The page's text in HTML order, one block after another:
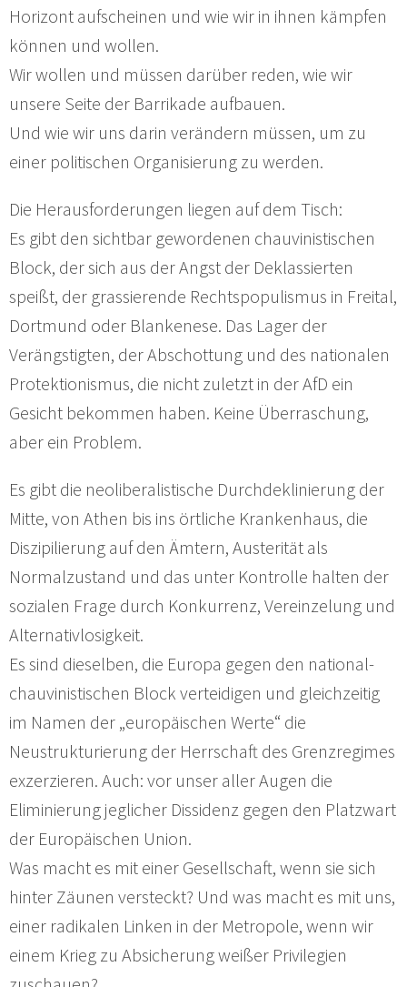
Horizont aufscheinen und wie wir in ihnen kämpfen
können und wollen.
Wir wollen und müssen darüber reden, wie wir
unsere Seite der Barrikade aufbauen.
Und wie wir uns darin verändern müssen, um zu
einer politischen Organisierung zu werden.
Die Herausforderungen liegen auf dem Tisch:
Es gibt den sichtbar gewordenen chauvinistischen
Block, der sich aus der Angst der Deklassierten
speißt, der grassierende Rechtspopulismus in Freital,
Dortmund oder Blankenese. Das Lager der
Verängstigten, der Abschottung und des nationalen
Protektionismus, die nicht zuletzt in der AfD ein
Gesicht bekommen haben. Keine Überraschung,
aber ein Problem.
Es gibt die neoliberalistische Durchdeklinierung der
Mitte, von Athen bis ins örtliche Krankenhaus, die
Diszipilierung auf den Ämtern, Austerität als
Normalzustand und das unter Kontrolle halten der
sozialen Frage durch Konkurrenz, Vereinzelung und
Alternativlosigkeit.
Es sind dieselben, die Europa gegen den national-
chauvinistischen Block verteidigen und gleichzeitig
im Namen der „europäischen Werte“ die
Neustrukturierung der Herrschaft des Grenzregimes
exzerzieren. Auch: vor unser aller Augen die
Eliminierung jeglicher Dissidenz gegen den Platzwart
der Europäischen Union.
Was macht es mit einer Gesellschaft, wenn sie sich
hinter Zäunen versteckt? Und was macht es mit uns,
einer radikalen Linken in der Metropole, wenn wir
einem Krieg zu Absicherung weißer Privilegien